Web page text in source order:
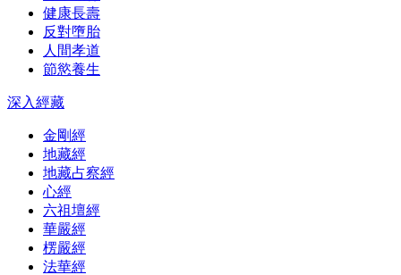
健康長壽
反對墮胎
人間孝道
節慾養生
深入經藏
金剛經
地藏經
地藏占察經
心經
六祖壇經
華嚴經
楞嚴經
法華經